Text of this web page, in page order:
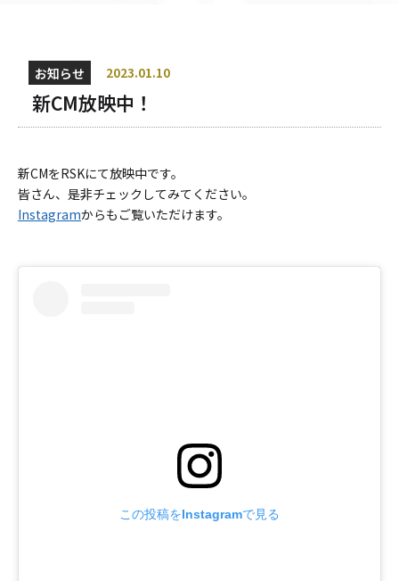
お知らせ 2023.01.10
新CM放映中！
新CMをRSKにて放映中です。
皆さん、是非チェックしてみてください。
Instagramからもご覧いただけます。
この投稿をInstagramで見る